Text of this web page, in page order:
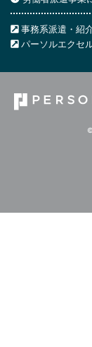
事務系派遣・紹
パーソルエクセ